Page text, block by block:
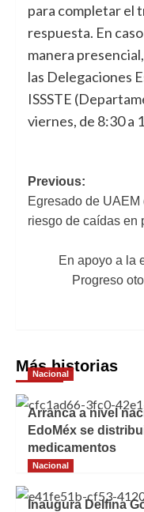
para completar el
respuesta. En
manera
las Delegaciones
ISSSTE
viernes, de 8:30 a
de
entradas
Previous:
Egresado de
riesgo de caídas en
En apoyo a la
Progreso
Más historias
Nacional
Arranca a nivel
EdoMéx se
medicamentos
Nacional
Inaugura Delfina